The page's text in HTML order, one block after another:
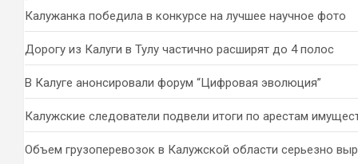
Калужанка победила в конкурсе на лучшее научное фото
Дорогу из Калуги в Тулу частично расширят до 4 полос
В Калуге анонсировали форум “Цифровая эволюция”
Калужские следователи подвели итоги по арестам
Объем грузоперевозок в Калужской области серьезно